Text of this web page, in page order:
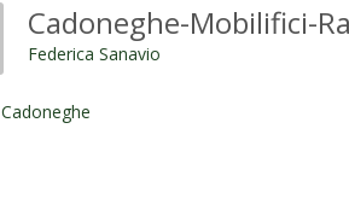
Cadoneghe-Mobilifici-
Federica Sanavio
Cadoneghe